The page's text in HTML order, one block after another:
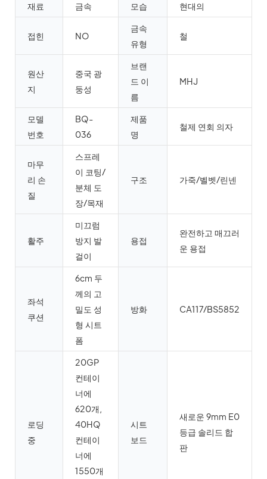
재료 금속 모습 현대의
접힌 NO
금속
유형
철
원산
지
중국 광
둥성
브랜
드 이
름
MHJ
모델
번호
BQ-
036
제품
명
철제 연회 의자
마무
리 손
질
스프레
이 코팅/
분체 도
장/목재
구조 가죽/벨벳/린넨
활주
미끄럼
방지 발
걸이
용접
완전하고 매끄러
운 용접
좌석
쿠션
6cm 두
께의 고
밀도 성
형 시트
폼
방화 CA117/BS5852
로딩
중
20GP
컨테이
너에
620개,
40HQ
컨테이
너에
1550개
시트
보드
새로운 9mm E0
등급 솔리드 합
판